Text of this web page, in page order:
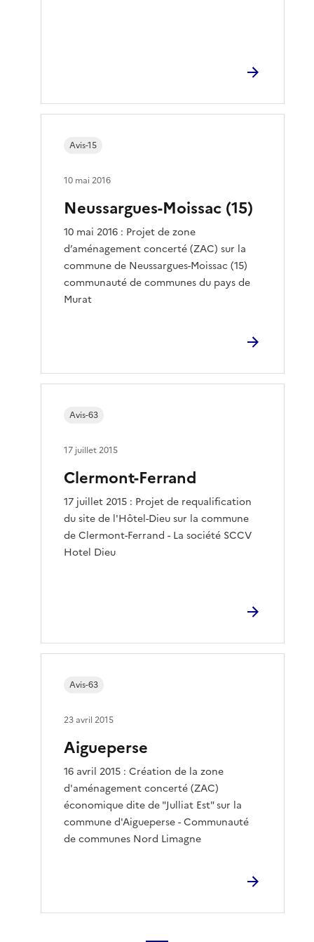
Neussargues-Moissac (15)
10 mai 2016 : Projet de zone
d’aménagement concerté (ZAC) sur la
commune de Neussargues-Moissac (15)
communauté de communes du pays de
Murat
Avis-15
10 mai 2016
Clermont-Ferrand
17 juillet 2015 : Projet de requalification
du site de l'Hôtel-Dieu sur la commune
de Clermont-Ferrand - La société SCCV
Hotel Dieu
Avis-63
17 juillet 2015
Aigueperse
16 avril 2015 : Création de la zone
d'aménagement concerté (ZAC)
économique dite de "Julliat Est" sur la
commune d'Aigueperse - Communauté
de communes Nord Limagne
Avis-63
23 avril 2015